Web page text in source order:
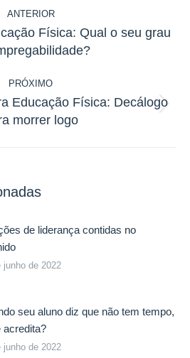
ANTERIOR
anterior:
Física: Qual o seu grau
PRÓXIMO
Próximo
post:
Educação Física: Decálogo
morrer logo
de liderança contidas no
junho de 2022
seu aluno diz que não tem tempo,
acredita?
junho de 2022